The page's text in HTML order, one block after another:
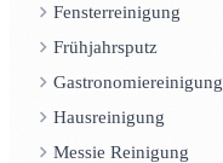
Fensterreinigung
Frühjahrsputz
Gastronomiereinigung
Hausreinigung
Messie Reinigung